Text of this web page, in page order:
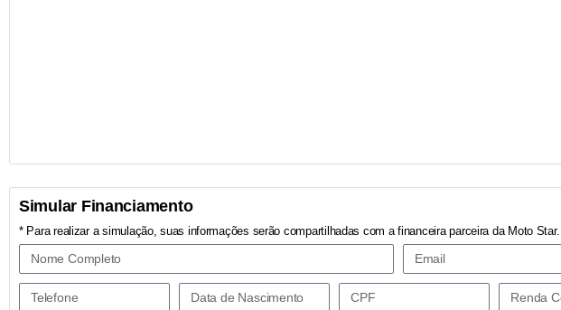
Simular Financiamento
* Para realizar a simulação, suas informações serão compartilhadas com a financeira parceira da Moto Star.